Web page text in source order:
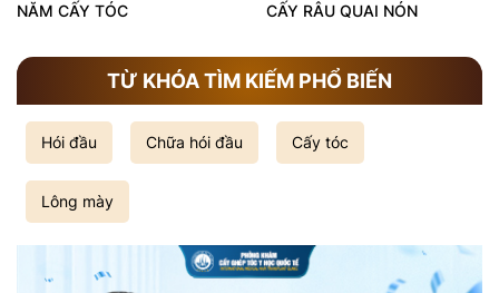
NĂM CẤY TÓC
CẤY RÂU QUAI NÓN
TỪ KHÓA TÌM KIẾM PHỔ BIẾN
Hói đầu Chữa hói đầu Cấy tóc
Lông mày